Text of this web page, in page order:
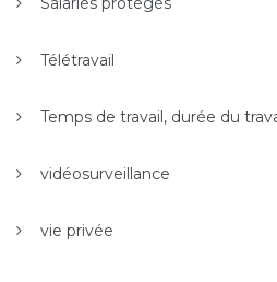
Télétravail
Temps de travail, durée du
vidéosurveillance
vie privée